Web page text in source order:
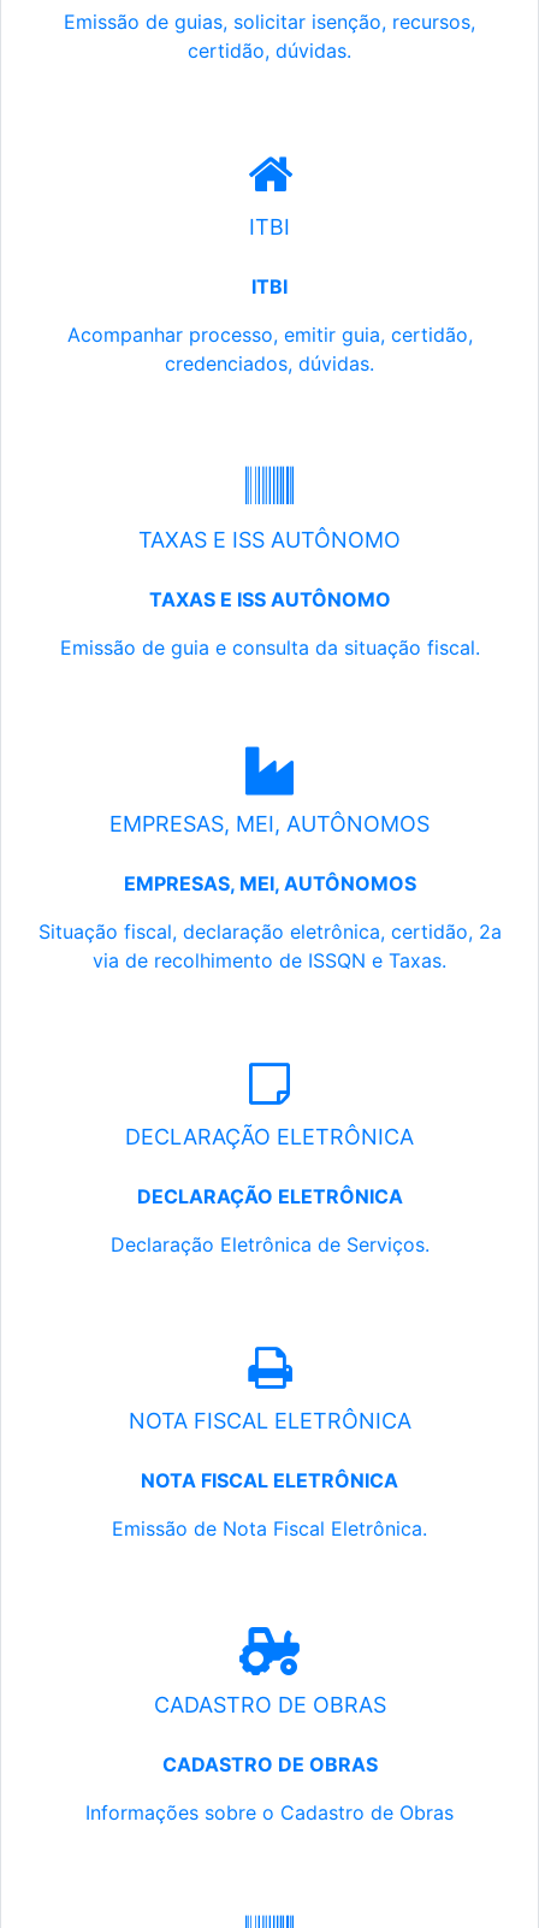
Emissão de guias, solicitar isenção, recursos,
certidão, dúvidas.
ITBI
ITBI
Acompanhar processo, emitir guia, certidão,
credenciados, dúvidas.
TAXAS E ISS AUTÔNOMO
TAXAS E ISS AUTÔNOMO
Emissão de guia e consulta da situação fiscal.
EMPRESAS, MEI, AUTÔNOMOS
EMPRESAS, MEI, AUTÔNOMOS
Situação fiscal, declaração eletrônica, certidão, 2a
via de recolhimento de ISSQN e Taxas.
DECLARAÇÃO ELETRÔNICA
DECLARAÇÃO ELETRÔNICA
Declaração Eletrônica de Serviços.
NOTA FISCAL ELETRÔNICA
NOTA FISCAL ELETRÔNICA
Emissão de Nota Fiscal Eletrônica.
CADASTRO DE OBRAS
CADASTRO DE OBRAS
Informações sobre o Cadastro de Obras